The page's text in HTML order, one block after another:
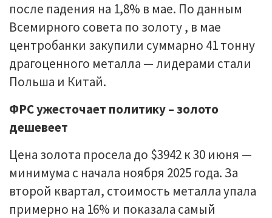
после падения на 1,8% в мае. По данным
Всемирного совета по золоту , в мае
центробанки закупили суммарно 41 тонну
драгоценного металла — лидерами стали
Польша и Китай.
ФРС ужесточает политику – золото
дешевеет
Цена золота просела до $3942 к 30 июня —
минимума с начала ноября 2025 года. За
второй квартал, стоимость металла упала
примерно на 16% и показала самый